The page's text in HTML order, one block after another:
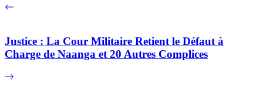
Justice : La Cour Militaire Retient le Défaut à
Charge de Naanga et 20 Autres Complices